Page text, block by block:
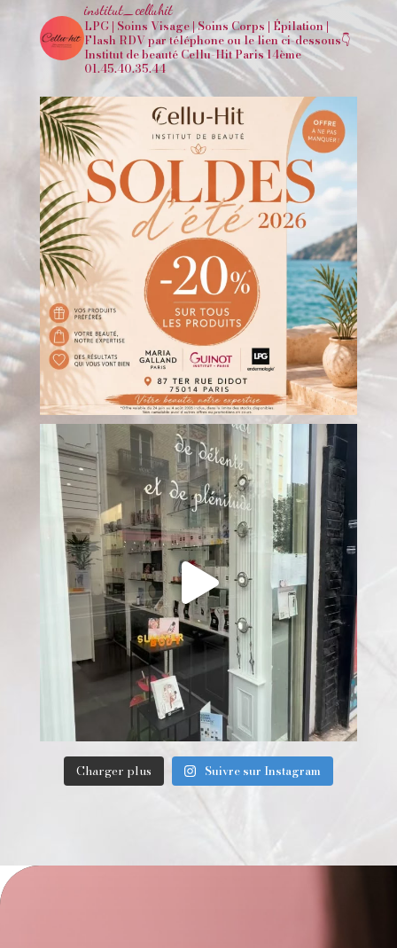
institut_celluhit
LPG | Soins Visage | Soins Corps | Épilation |
Flash RDV par téléphone ou le lien ci-dessous👇
Institut de beauté Cellu-Hit Paris 14ème
01.45.40.35.44
Charger plus Suivre sur Instagram